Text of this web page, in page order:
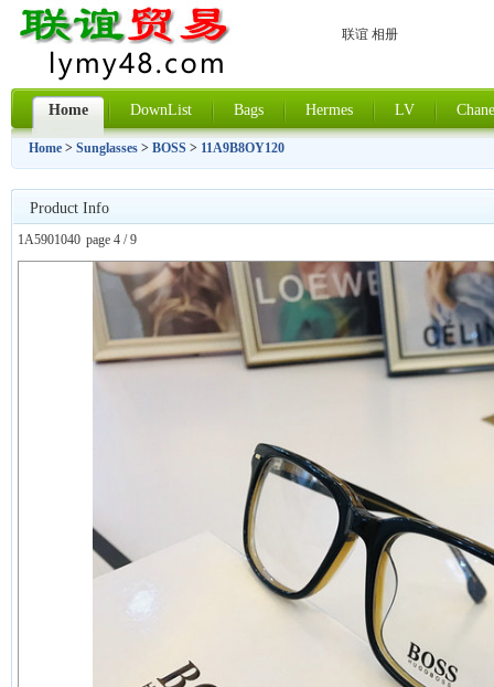
联谊 相册
Home DownList Bags Hermes LV
Home > Sunglasses > BOSS > 11A9B8OY120
Product Info
1A5901040 page 4 / 9
上一张